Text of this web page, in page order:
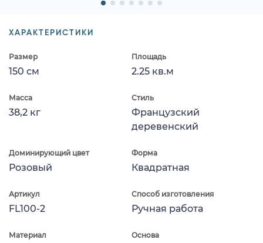
ХАРАКТЕРИСТИКИ
Размер
150 см
Площадь
2.25 кв.м
Масса
38,2 кг
Стиль
Французский
деревенский
Доминирующий цвет
Розовый
Форма
Квадратная
Артикул
FL100-2
Способ изготовления
Ручная работа
Материал Основа